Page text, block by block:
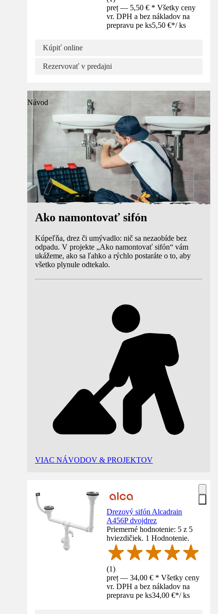
preț — 5,50 € * Všetky ceny
vr. DPH a bez nákladov na
prepravu pe ks5,50 €*/ ks
Kúpiť online
Rezervovať v predajni
Návod
Ako namontovať sifón
Kúpeľňa, drez či umývadlo: nič sa nezaobíde bez
odpadu. V projekte „Ako namontovať sifón“ vám
ukážeme, ako sa ľahko a rýchlo postaráte o to, aby
všetko plynule odtekalo.
VIAC NÁVODOV & PROJEKTOV
Drezový sifón Alcadrain
A456P dvojdrez
Priemerné hodnotenie: 5 z 5
hviezdičiek. 1 Hodnotenie.
(1)
preț — 34,00 € * Všetky ceny
vr. DPH a bez nákladov na
prepravu pe ks34,00 €*/ ks